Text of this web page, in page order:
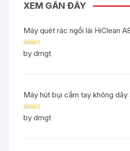
XEM GẦN ĐÂY
Máy quét rác ngồi lái HiClean
Rated5out
of 5
by dmgt
Máy hút bụi cầm tay không dây
Rated5out
of 5
by dmgt